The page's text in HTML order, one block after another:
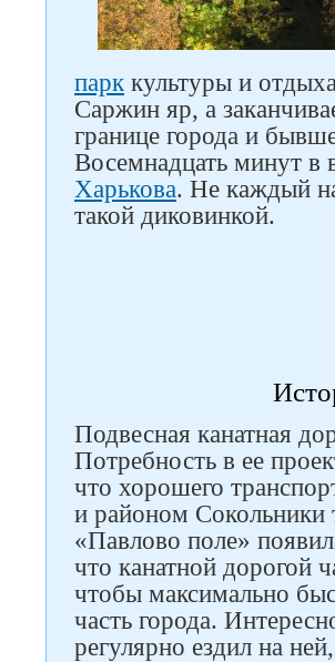
парккультуры и
Саржин яр, а
границе города и
Восемнадцать минут в
Харькова. Не каждый
такой диковинкой.
Подвесная канатная
Потребность в ее
что хорошего
и районом Сокольники
«Павлово поле»
что канатной дорогой
чтобы максимально
часть города.
регулярно ездил на